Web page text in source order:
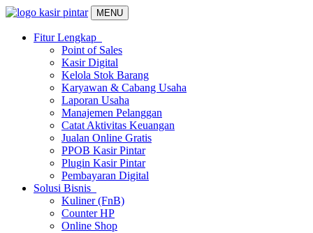
MENU
Fitur Lengkap
Point of Sales
Kasir Digital
Kelola Stok Barang
Karyawan & Cabang Usaha
Laporan Usaha
Manajemen Pelanggan
Catat Aktivitas Keuangan
Jualan Online Gratis
PPOB Kasir Pintar
Plugin Kasir Pintar
Pembayaran Digital
Solusi Bisnis
Kuliner (FnB)
Counter HP
Online Shop